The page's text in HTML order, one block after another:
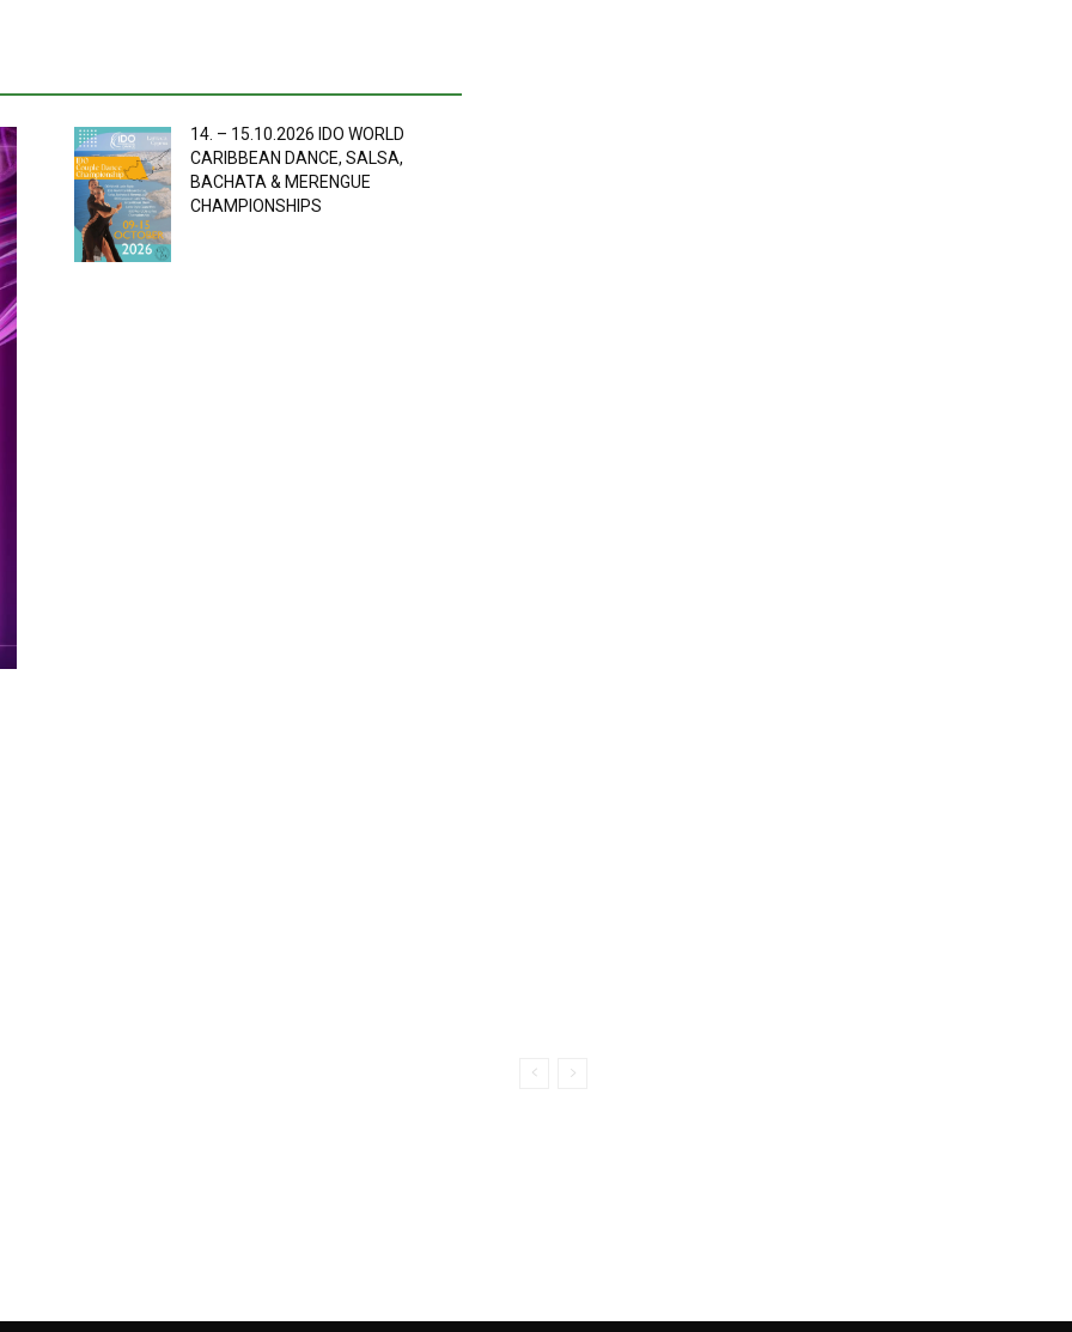
14. – 15.10.2026 IDO WORLD
CARIBBEAN DANCE, SALSA,
BACHATA & MERENGUE
CHAMPIONSHIPS